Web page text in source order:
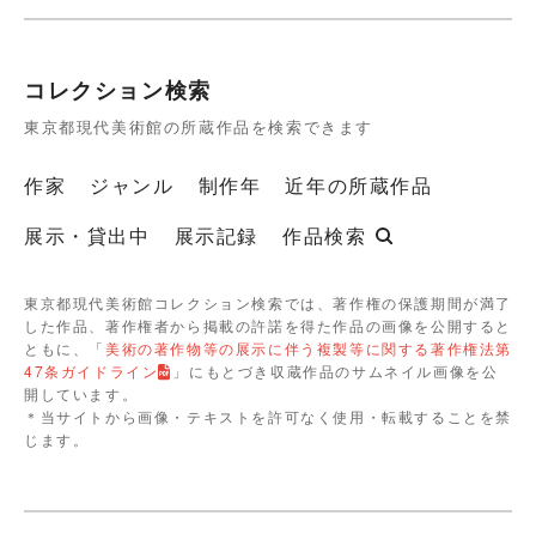
コレクション検索
東京都現代美術館の所蔵作品を検索できます
作家 ジャンル 制作年
近年の所蔵作品
展示・貸出中
展示記録 作品検索
東京都現代美術館コレクション検索では、著作権の保護期間が満了
した作品、著作権者から掲載の許諾を得た作品の画像を公開すると
ともに、「美術の著作物等の展示に伴う複製等に関する著作権法第
47条ガイドライン
」にもとづき収蔵作品のサムネイル画像を公
開しています。
＊当サイトから画像・テキストを許可なく使用・転載することを禁
じます。